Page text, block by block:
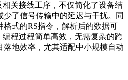
关接线工序，不仅简化了设备结
了信号传输中的延迟与干扰。同
式的RS指令，解析后的数据可
程过程简单高效，无需复杂的跨
地效率，尤其适配中小规模自动